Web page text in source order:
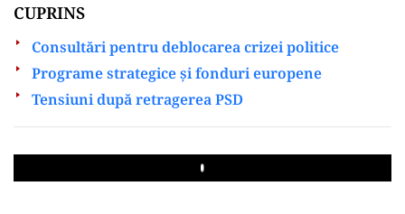
CUPRINS
Consultări pentru deblocarea crizei politice
Programe strategice și fonduri europene
Tensiuni după retragerea PSD
Play